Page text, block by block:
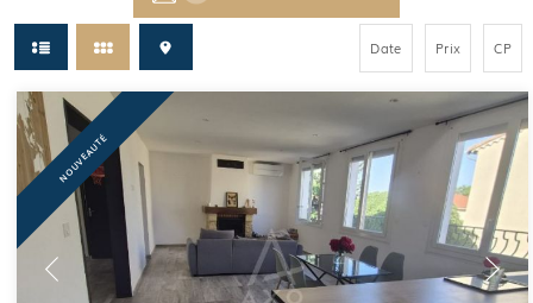
Date Prix CP
NOUVEAUTÉ